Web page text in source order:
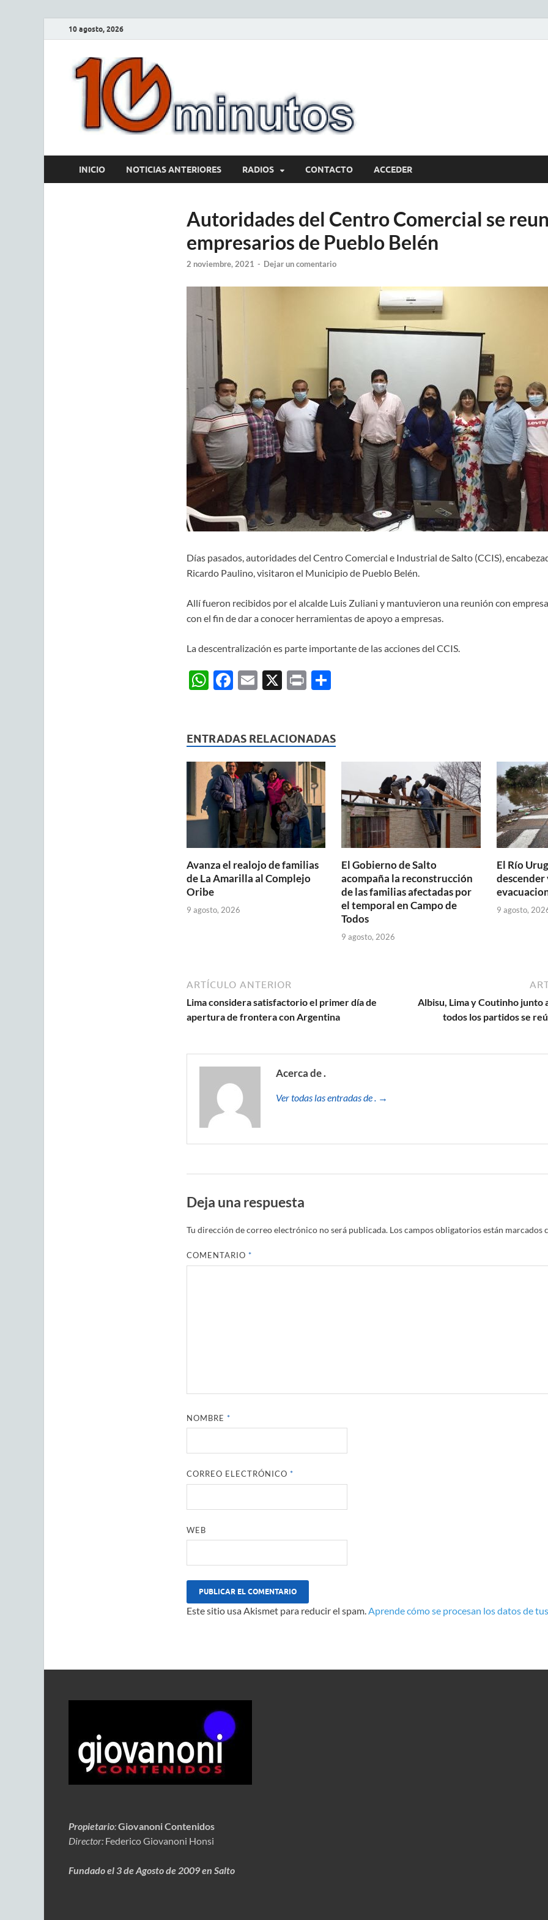
10 agosto, 2026
INICIO NOTICIAS ANTERIORES RADIOS CONTACTO ACCEDER
Autoridades del Centro Comercial se
empresarios de Pueblo Belén
2 noviembre, 2021 - Dejar un comentario
Días pasados, autoridades del Centro Comercial e Industrial de Salto (CCIS),
Ricardo Paulino, visitaron el Municipio de Pueblo Belén.
Allí fueron recibidos por el alcalde Luis Zuliani y mantuvieron una reunión con
con el fin de dar a conocer herramientas de apoyo a empresas.
La descentralización es parte importante de las acciones del CCIS.
W
s
A
p
p
F
b
o
o
k
E X P C
p
ar
ENTRADAS RELACIONADAS
Avanza el realojo de familias
de La Amarilla al Complejo
Oribe
9 agosto, 2026
El Gobierno de Salto
acompaña la reconstrucción
de las familias afectadas por
el temporal en Campo de
Todos
9 agosto, 2026
El Río
descender
9 agosto,
ARTÍCULO ANTERIOR
Lima considera satisfactorio el primer día de
apertura de frontera con Argentina
Albisu, Lima y Coutinho junto
todos los partidos se
Acerca de .
Ver todas las entradas de . →
Deja una respuesta
Tu dirección de correo electrónico no será publicada. Los campos obligatorios están marcados
COMENTARIO *
NOMBRE *
CORREO ELECTRÓNICO *
WEB
Este sitio usa Akismet para reducir el spam.Aprende cómo se procesan los datos de
Propietario:Giovanoni Contenidos
Director: Federico Giovanoni Honsi
Fundado el 3 de Agosto de 2009 en Salto